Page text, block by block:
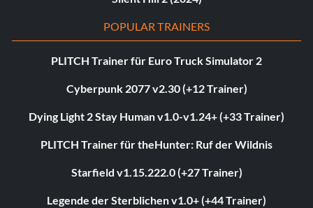
POPULAR TRAINERS
PLITCH Trainer für Euro Truck Simulator 2
Cyberpunk 2077 v2.30 (+12 Trainer)
Dying Light 2 Stay Human v1.0-v1.24+ (+33 Trainer)
PLITCH Trainer für theHunter: Ruf der Wildnis
Starfield v1.15.222.0 (+27 Trainer)
Legende der Sterblichen v1.0+ (+44 Trainer)